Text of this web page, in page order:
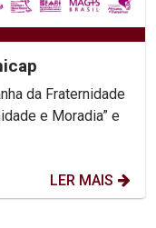
e Moradia” e
LER MAIS